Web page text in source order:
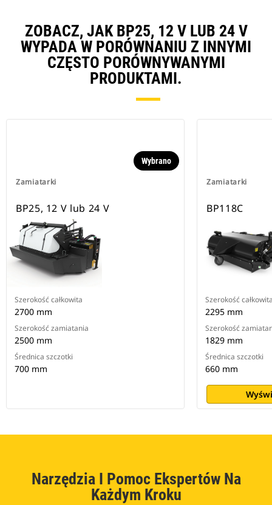
ZOBACZ, JAK BP25, 12 V LUB 24 V
WYPADA W PORÓWNANIU Z INNYMI
CZĘSTO PORÓWNYWANYMI
PRODUKTAMI.
Zamiatarki
Wybrano
BP25, 12 V lub 24 V
Szerokość całkowita
2700 mm
Szerokość zamiatania
2500 mm
Średnica szczotki
700 mm
Zamiatarki
BP118C
Szerokość
2295 mm
Szerokość
1829 mm
Średnica szczotki
660 mm
Narzędzia I Pomoc Ekspertów Na
Każdym Kroku